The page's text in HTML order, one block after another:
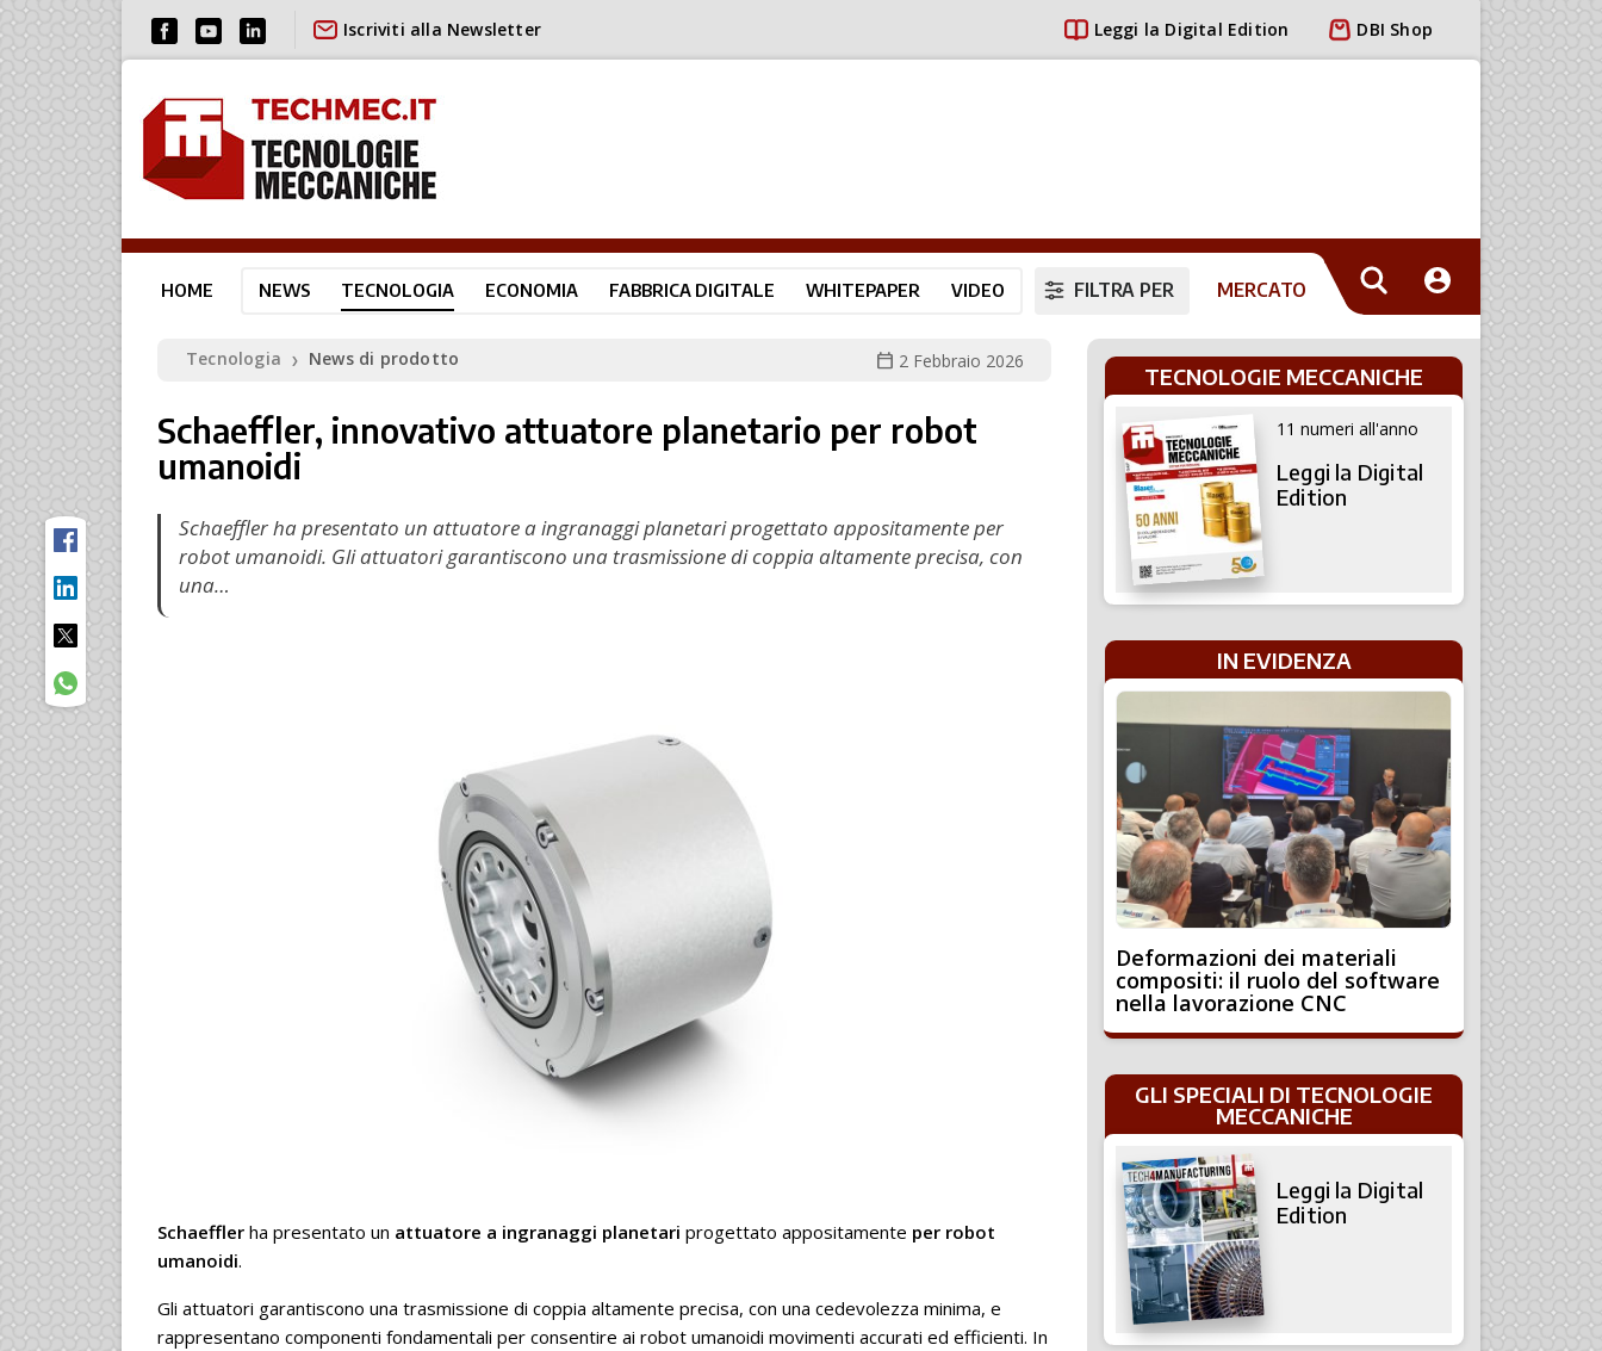
Iscriviti alla Newsletter Leggi la Digital Edition DBI Shop
HOME NEWS TECNOLOGIA ECONOMIA FABBRICA DIGITALE WHITEPAPER VIDEO FILTRA PER MERCATO
Tecnologia ❯ News di prodotto calendar_today 2 Febbraio 2026
Schaeffler, innovativo attuatore planetario per robot
umanoidi
Schaeffler ha presentato un attuatore a ingranaggi planetari progettato appositamente per
robot umanoidi. Gli attuatori garantiscono una trasmissione di coppia altamente precisa, con
una…
Schaeffler ha presentato un attuatore a ingranaggi planetari progettato appositamente per robot
umanoidi.
Gli attuatori garantiscono una trasmissione di coppia altamente precisa, con una cedevolezza minima, e
rappresentano componenti fondamentali per consentire ai robot umanoidi movimenti accurati ed efficienti. In
TECNOLOGIE MECCANICHE
11 numeri all'anno
Leggi la Digital
Edition
IN EVIDENZA
Deformazioni dei materiali
compositi: il ruolo del software
nella lavorazione CNC
GLI SPECIALI DI TECNOLOGIE
MECCANICHE
Leggi la Digital
Edition